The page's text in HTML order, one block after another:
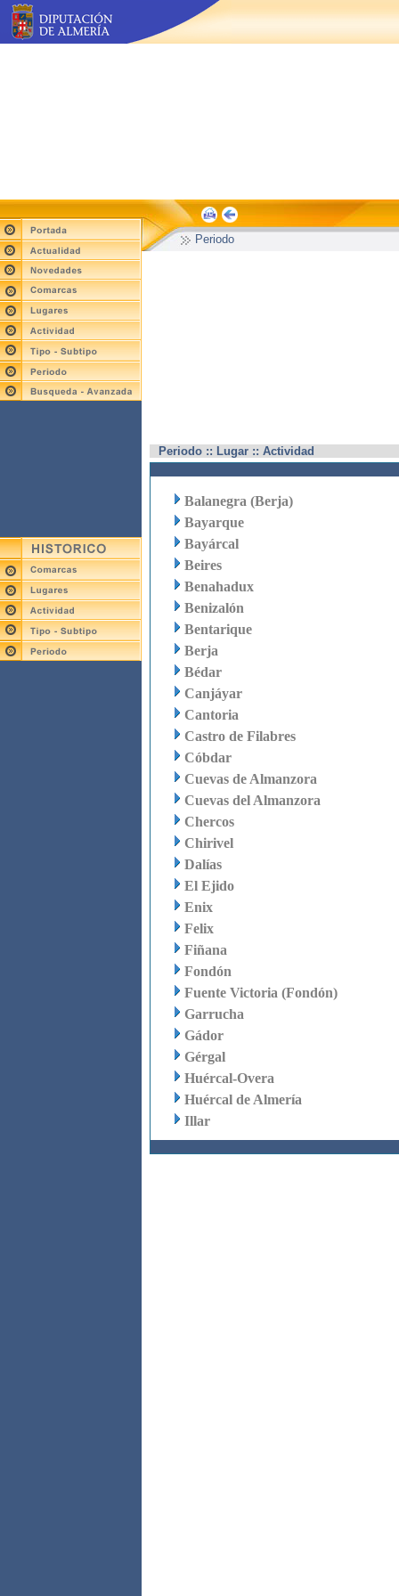
Periodo
Periodo :: Lugar :: Actividad
Balanegra (Berja)
Bayarque
Bayárcal
Beires
Benahadux
Benizalón
Bentarique
Berja
Bédar
Canjáyar
Cantoria
Castro de Filabres
Cóbdar
Cuevas de Almanzora
Cuevas del Almanzora
Chercos
Chirivel
Dalías
El Ejido
Enix
Felix
Fiñana
Fondón
Fuente Victoria (Fondón)
Garrucha
Gádor
Gérgal
Huércal-Overa
Huércal de Almería
Illar